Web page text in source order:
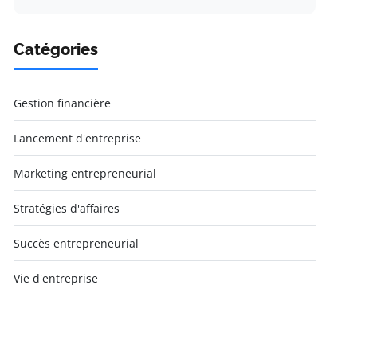
Catégories
Gestion financière
Lancement d'entreprise
Marketing entrepreneurial
Stratégies d'affaires
Succès entrepreneurial
Vie d'entreprise